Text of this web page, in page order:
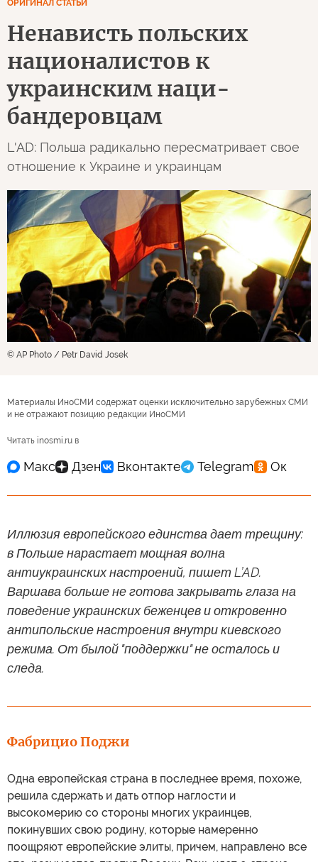
ОРИГИНАЛ СТАТЬИ
Ненависть польских
националистов к
украинским наци-
бандеровцам
L'AD: Польша радикально пересматривает свое
отношение к Украине и украинцам
© AP Photo / Petr David Josek
Материалы ИноСМИ содержат оценки исключительно зарубежных СМИ
и не отражают позицию редакции ИноСМИ
Читать inosmi.ru в
Иллюзия европейского единства дает трещину:
в Польше нарастает мощная волна
антиукраинских настроений, пишет L’AD.
Варшава больше не готова закрывать глаза на
поведение украинских беженцев и откровенно
антипольские настроения внутри киевского
режима. От былой "поддержки" не осталось и
следа.
Фабрицио Поджи
Одна европейская страна в последнее время, похоже,
решила сдержать и дать отпор наглости и
высокомерию со стороны многих украинцев,
покинувших свою родину, которые намеренно
поощряют европейские элиты, причем, направлено все